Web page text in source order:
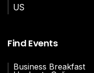
US
Find Events
Business Breakfast